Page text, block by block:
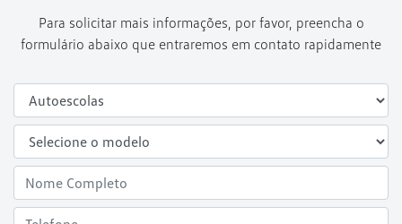
Para solicitar mais informações, por favor, preencha o
formulário abaixo que entraremos em contato rapidamente